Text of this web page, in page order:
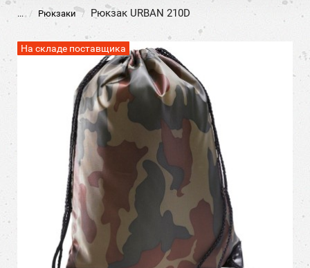
... Рюкзаки Рюкзак URBAN 210D
На складе поставщика